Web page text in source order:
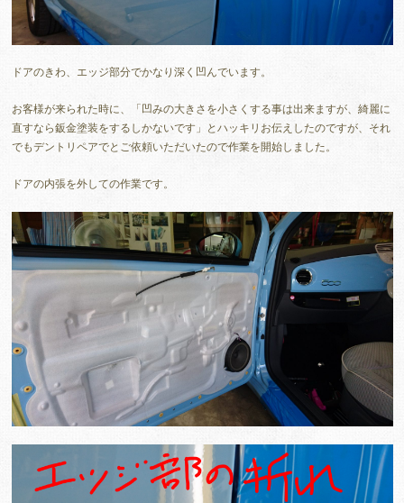
ドアのきわ、エッジ部分でかなり深く凹んでいます。
お客様が来られた時に、「凹みの大きさを小さくする事は出来ますが、綺麗に
直すなら鈑金塗装をするしかないです」とハッキリお伝えしたのですが、それ
でもデントリペアでとご依頼いただいたので作業を開始しました。
ドアの内張を外しての作業です。